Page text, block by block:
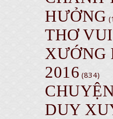
HƯỞNG
THƠ VUI
XƯỚNG
2016 (834)
DUY